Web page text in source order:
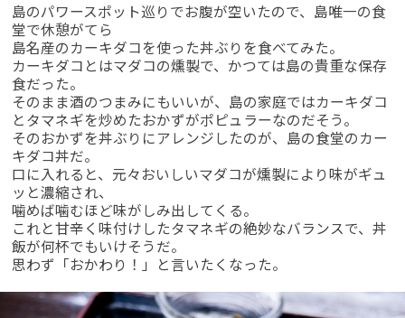
島のパワースポット巡りでお腹が空いたので、島唯一の食
堂で休憩がてら
島名産のカーキダコを使った丼ぶりを食べてみた。
カーキダコとはマダコの燻製で、かつては島の貴重な保存
食だった。
そのまま酒のつまみにもいいが、島の家庭ではカーキダコ
とタマネギを炒めたおかずがポピュラーなのだそう。
そのおかずを丼ぶりにアレンジしたのが、島の食堂のカー
キダコ丼だ。
口に入れると、元々おいしいマダコが燻製により味がギュ
ッと濃縮され、
噛めば噛むほど味がしみ出してくる。
これと甘辛く味付けしたタマネギの絶妙なバランスで、丼
飯が何杯でもいけそうだ。
思わず「おかわり！」と言いたくなった。